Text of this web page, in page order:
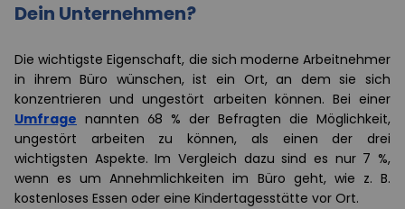
Dein Unternehmen?
Die wichtigste Eigenschaft, die sich moderne Arbeitnehmer
in ihrem Büro wünschen, ist ein Ort, an dem sie sich
konzentrieren und ungestört arbeiten können. Bei einer
Umfrage nannten 68 % der Befragten die Möglichkeit,
ungestört arbeiten zu können, als einen der drei
wichtigsten Aspekte. Im Vergleich dazu sind es nur 7 %,
wenn es um Annehmlichkeiten im Büro geht, wie z. B.
kostenloses Essen oder eine Kindertagesstätte vor Ort.